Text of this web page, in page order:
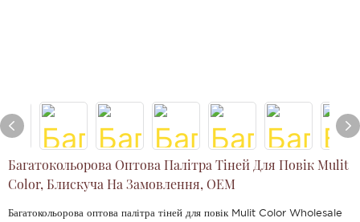
Багатокольорова Оптова Палітра Тіней Для Повік Mulit
Color, Блискуча На Замовлення, OEM
Багатокольорова оптова палітра тіней для повік Mulit Color Wholesale